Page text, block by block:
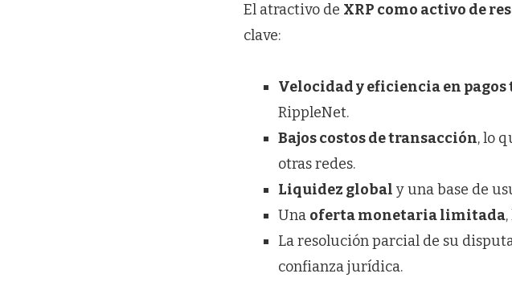
El atractivo de XRP como activo de
clave:
Velocidad y eficiencia en
RippleNet.
Bajos costos de transacción, lo
otras redes.
Liquidez global y una base de
Una oferta monetaria limitada
La resolución parcial de su
confianza jurídica.